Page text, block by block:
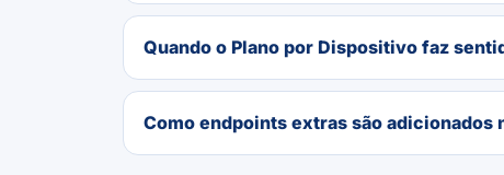
Quando o Plano por Dispositivo faz
Como endpoints extras são adicionados